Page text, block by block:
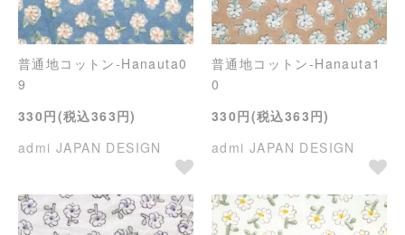
普通地コットン-Hanauta0
9
330円(税込363円)
admi JAPAN DESIGN
普通地コットン-Hanauta1
0
330円(税込363円)
admi JAPAN DESIGN